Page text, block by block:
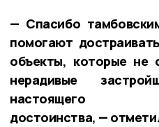
— Спасибо
помогают
объекты, которые не
нерадивые
настоящего
достоинства, —